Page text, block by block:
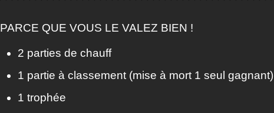
PARCE QUE VOUS LE VALEZ BIEN !
2 parties de chauff
1 partie à classement (mise à mort 1 seul gagnant)
1 trophée